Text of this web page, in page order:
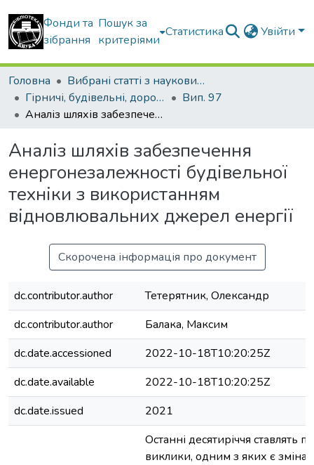
Фонди та
зібрання
Пошук за
критеріями
Статистика Увійти
Головна
Вибрані статті з наукових збірників КНУБА
Гірничі, будівельні, дорожні та меліоративні машини
Вип. 97
Аналіз шляхів забезпечення енергонезалежності будівельної техніки з використанням відновлювальних джерел енергії
Аналіз шляхів забезпечення
енергонезалежності будівельної
техніки з використанням
відновлювальних джерел енергії
Скорочена інформація про документ
dc.contributor.author
Тетерятник, Олександр
dc.contributor.author
Балака, Максим
dc.date.accessioned
2022-10-18T10:20:25Z
dc.date.available
2022-10-18T10:20:25Z
dc.date.issued
2021
Останні десятиріччя ставлять
виклики, одним з яких є зміна